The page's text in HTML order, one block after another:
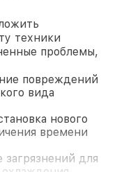
техники
проблемы,
повреждений
вида
нового
времени
для